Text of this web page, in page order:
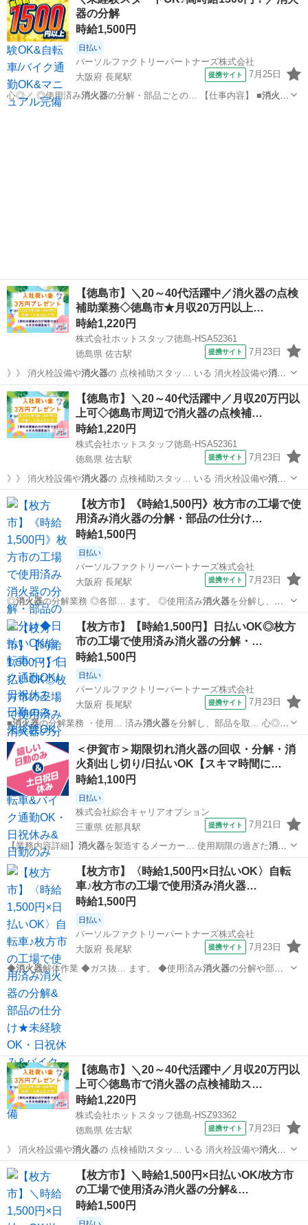
器の分解
時給1,500円
日払い
パーソルファクトリーパートナーズ株式会社
大阪府 長尾駅
提携サイト 7月25日
心◎／ ◎使用済み消火器 の分解・部品ごとの… 【仕事内容】 ■消火器
の分解業務 ・使用… 済み
【徳島市】＼20～40代活躍中／消火器の点検
補助業務◇徳島市★月収20万円以上…
時給1,220円
株式会社ホットスタッフ徳島-HSA52361
徳島県 佐古駅
提携サイト 7月23日
》》 消火栓設備や消火器の 点検補助スタッ… いる 消火栓設備や消火
器の点検に同行し 点…
徳島 徳島市 佐古駅
【徳島市】＼20～40代活躍中／月収20万円以
上可◇徳島市周辺で消火器の点検補…
時給1,220円
株式会社ホットスタッフ徳島-HSA52361
徳島県 佐古駅
提携サイト 7月23日
》》 消火栓設備や消火器の 点検補助スタッ… いる 消火栓設備や消火
器の点検に同行し 点…
徳島 佐古駅 工場
【枚方市】《時給1,500円》枚方市の工場で使
用済み消火器の分解・部品の仕分け…
時給1,500円
日払い
パーソルファクトリーパートナーズ株式会社
大阪府 長尾駅
提携サイト 7月23日
◎消火器の分解業務 ◎各部… ます。 ◎使用済み消火器を分解し、部
品を取… ます! ◎使用済み消火器の分解・部品ごとの…
大阪 枚方市 長尾駅 工場
【枚方市】【時給1,500円】日払いOK◎枚方
市の工場で使用済み消火器の分解・…
時給1,500円
日払い
パーソルファクトリーパートナーズ株式会社
大阪府 長尾駅
提携サイト 7月23日
■消火器の分解業務 ・使用… 済み消火器を分解し、部品を取… 心◎/
◎使用済み消火器の分解・部品ごとの…
大阪 枚方市 長尾駅 仕分け
＜伊賀市＞期限切れ消火器の回収・分解・消
火剤出し切り/日払いOK【スキマ時間に…
時給1,100円
日払い
株式会社綜合キャリアオプション
三重県 佐那具駅
提携サイト 7月21日
【業務内容詳細】 消火器 を製造するメーカー… 使用期限の過ぎた消火
器を回収し、 分解と… 報】使用期限切れの消火器 。＋お仕事探し…
三重 佐那具駅 工場
【枚方市】〈時給1,500円×日払いOK〉自転
車♪枚方市の工場で使用済み消火器…
時給1,500円
日払い
パーソルファクトリーパートナーズ株式会社
大阪府 長尾駅
提携サイト 7月23日
◆消火器解体作業 ◆ガス抜… ます。 ◆使用済み消火器の分解や部品
仕分け… す◎ ◆使用済みの
大阪 枚方市
【徳島市】＼20～40代活躍中／月収20万円以
上可◇徳島市で消火器の点検補助ス…
時給1,220円
株式会社ホットスタッフ徳島-HSZ93362
徳島県 佐古駅
提携サイト 7月23日
》 消火栓設備や消火器の 点検補助スタッ… いる 消火栓設備や消火器
の点検に同行し 点…
徳島 佐古駅 工場
【枚方市】＼時給1,500円×日払いOK/枚方市
の工場で使用済み消火器の分解&…
時給1,500円